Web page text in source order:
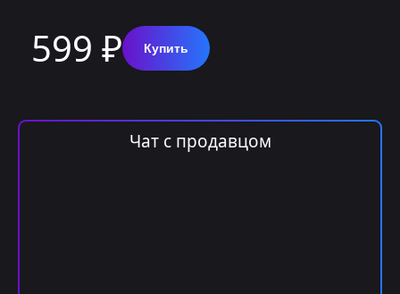
599 ₽ Купить
Чат с продавцом